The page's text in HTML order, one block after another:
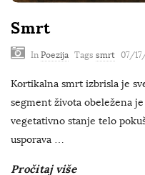
Smrt
In Poezija Tags smrt 07/
Kortikalna smrt izbrisla je
segment života obeležena
vegetativno stanje telo
usporava …
Pročitaj više